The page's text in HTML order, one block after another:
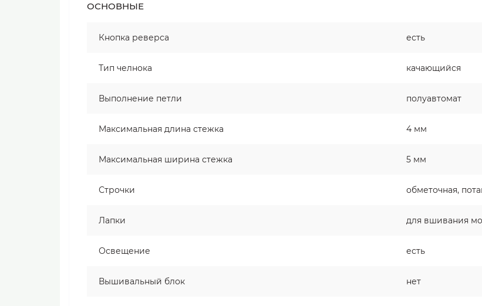
ОСНОВНЫЕ
Кнопка реверса есть
Тип челнока качающийся
Выполнение петли полуавтомат
Максимальная длина стежка 4 мм
Максимальная ширина стежка 5 мм
Строчки обметочная,
Лапки для вшивания
Освещение есть
Вышивальный блок нет